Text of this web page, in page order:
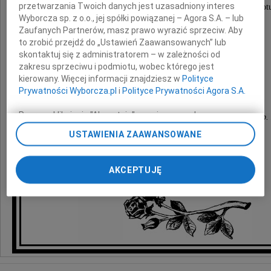
składamy wyrazy głębokiego współczucia i słowa
z powodu tragicznej śmierci Córeczki
Julii
Pracownicy firmy Triumph International (Polska) Sp.
przetwarzania Twoich danych jest uzasadniony interes
Wyborcza sp. z o.o., jej spółki powiązanej – Agora S.A. – lub
Zaufanych Partnerów, masz prawo wyrazić sprzeciw. Aby
to zrobić przejdź do „Ustawień Zaawansowanych” lub
skontaktuj się z administratorem – w zależności od
zakresu sprzeciwu i podmiotu, wobec którego jest
kierowany. Więcej informacji znajdziesz wPolityce
Prywatności Wyborcza.pl iPolityce Prywatności Agora S.A.
Poprzez kliknięcie "Akceptuję" wyrażasz zgodę na
zainstalowanie i przechowywanie plików typu cookie
Wyborczej sp. z o. o. jej Zaufanych Partnerów i Agora S.A.
chwili zmienić swoje preferencje dot. plików cookie,
ponownie wywołując narzędzie do zarządzania Twoimi
preferencjami dot. przetwarzania danych poprzez
odnośnik „Ustawienia prywatności” w stopce serwisu i
przechodząc do sekcji „Ustawienia zaawansowane”.
Zmiana ustawień plików cookie możliwa jest także za
My, nasi Zaufani Partnerzy i Agora S.A. możemy
USTAWIENIA ZAAWANSOWANE
AKCEPTUJĘ